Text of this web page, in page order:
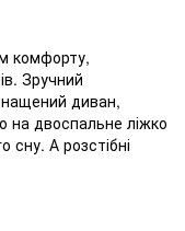
комфорту,
Зручний
диван,
на двоспальне ліжко
сну. А розстібні